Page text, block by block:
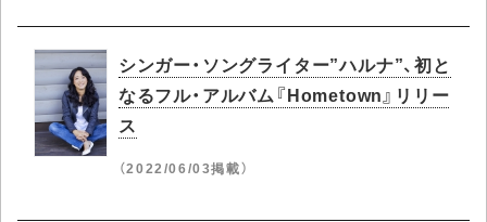
シンガー・ソングライター”ハルナ”、初と
なるフル・アルバム『Hometown』リリー
ス
（2022/06/03掲載）